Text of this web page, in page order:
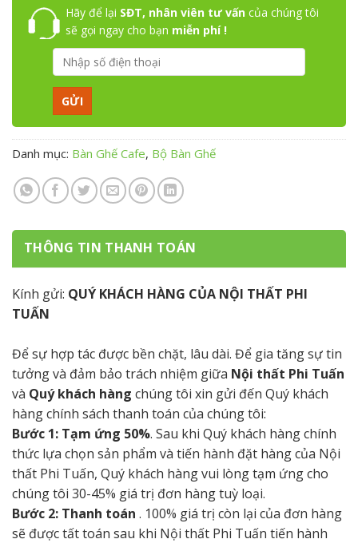
Hãy để lại SĐT, nhân viên tư vấncủa chúng tôi
sẽ gọi ngay cho bạn miễn phí !
Danh mục: Bàn Ghế Cafe, Bộ Bàn Ghế
THÔNG TIN THANH TOÁN
Kính gửi: QUÝ KHÁCH HÀNG CỦA NỘI THẤT PHI
TUẤN
Để sự hợp tác được bền chặt, lâu dài. Để gia tăng sự tin
tưởng và đảm bảo trách nhiệm giữa Nội thất Phi Tuấn
và Quý khách hàng chúng tôi xin gửi đến Quý khách
hàng chính sách thanh toán của chúng tôi:
Bước 1: Tạm ứng 50%. Sau khi Quý khách hàng chính
thức lựa chọn sản phẩm và tiến hành đặt hàng của Nội
thất Phi Tuấn, Quý khách hàng vui lòng tạm ứng cho
chúng tôi 30-45% giá trị đơn hàng tuỳ loại.
Bước 2: Thanh toán . 100% giá trị còn lại của đơn hàng
sẽ được tất toán sau khi Nội thất Phi Tuấn tiến hành